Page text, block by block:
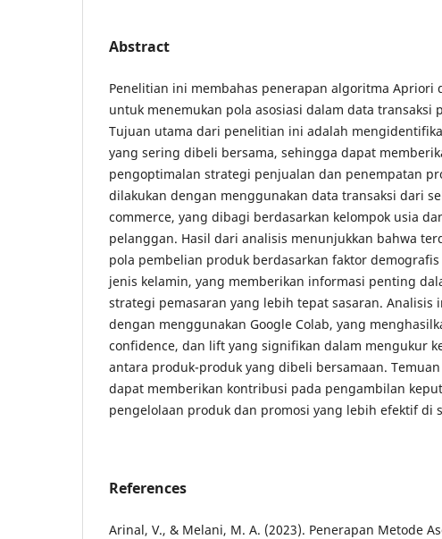
Abstract
Penelitian ini membahas penerapan algoritma Apriori
untuk menemukan pola asosiasi dalam data transaksi
Tujuan utama dari penelitian ini adalah
yang sering dibeli bersama, sehingga dapat
pengoptimalan strategi penjualan dan penempatan
dilakukan dengan menggunakan data transaksi dari
commerce, yang dibagi berdasarkan kelompok usia
pelanggan. Hasil dari analisis menunjukkan bahwa
pola pembelian produk berdasarkan faktor
jenis kelamin, yang memberikan informasi penting
strategi pemasaran yang lebih tepat sasaran. Analisis
dengan menggunakan Google Colab, yang
confidence, dan lift yang signifikan dalam mengukur
antara produk-produk yang dibeli bersamaan.
dapat memberikan kontribusi pada pengambilan
pengelolaan produk dan promosi yang lebih efektif di
References
Arinal, V., & Melani, M. A. (2023). Penerapan Metode